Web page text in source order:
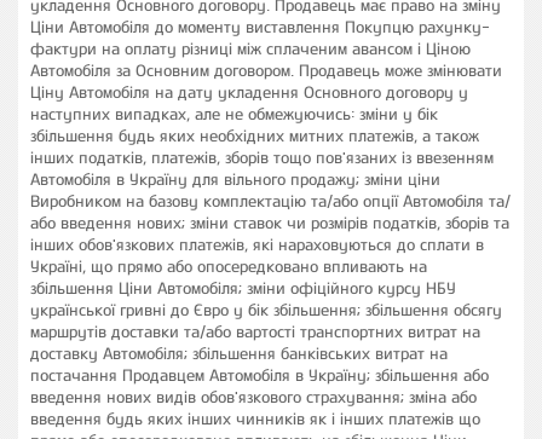
укладення Основного договору. Продавець має право на зміну
Ціни Автомобіля до моменту виставлення Покупцю рахунку-
фактури на оплату різниці між сплаченим авансом і Ціною
Автомобіля за Основним договором. Продавець може змінювати
Ціну Автомобіля на дату укладення Основного договору у
наступних випадках, але не обмежуючись: зміни у бік
збільшення будь яких необхідних митних платежів, а також
інших податків, платежів, зборів тощо пов'язаних із ввезенням
Автомобіля в Україну для вільного продажу; зміни ціни
Виробником на базову комплектацію та/або опції Автомобіля та/
або введення нових; зміни ставок чи розмірів податків, зборів та
інших обов'язкових платежів, які нараховуються до сплати в
Україні, що прямо або опосередковано впливають на
збільшення Ціни Автомобіля; зміни офіційного курсу НБУ
української гривні до Євро у бік збільшення; збільшення обсягу
маршрутів доставки та/або вартості транспортних витрат на
доставку Автомобіля; збільшення банківських витрат на
постачання Продавцем Автомобіля в Україну; збільшення або
введення нових видів обов'язкового страхування; зміна або
введення будь яких інших чинників як і інших платежів що